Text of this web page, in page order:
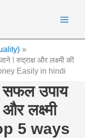
! रुद्राक्ष और लक्ष्मी की
Easily in hindi
सफल उपाय
लक्ष्मी
5 ways